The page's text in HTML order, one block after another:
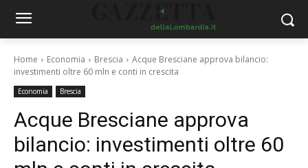
Home Economia Brescia
Acque Bresciane approva bilancio:
investimenti oltre 60 mln e conti in crescita
Economia Brescia
Acque Bresciane approva
bilancio: investimenti oltre 60